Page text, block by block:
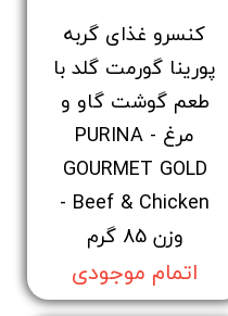
کنسرو غذای گربه
پورینا گورمت گلد با
طعم گوشت گاو و
مرغ - PURINA
GOURMET GOLD
Beef & Chicken -
وزن 85 گرم
اتمام موجودی